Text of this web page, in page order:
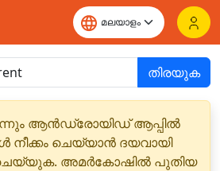
തിരയുക
ആൻഡ്രോയിഡ് ആപ്പിൽ
നീക്കം ചെയ്യാൻ ദയവായി
അമർകോഷിൽ പുതിയ